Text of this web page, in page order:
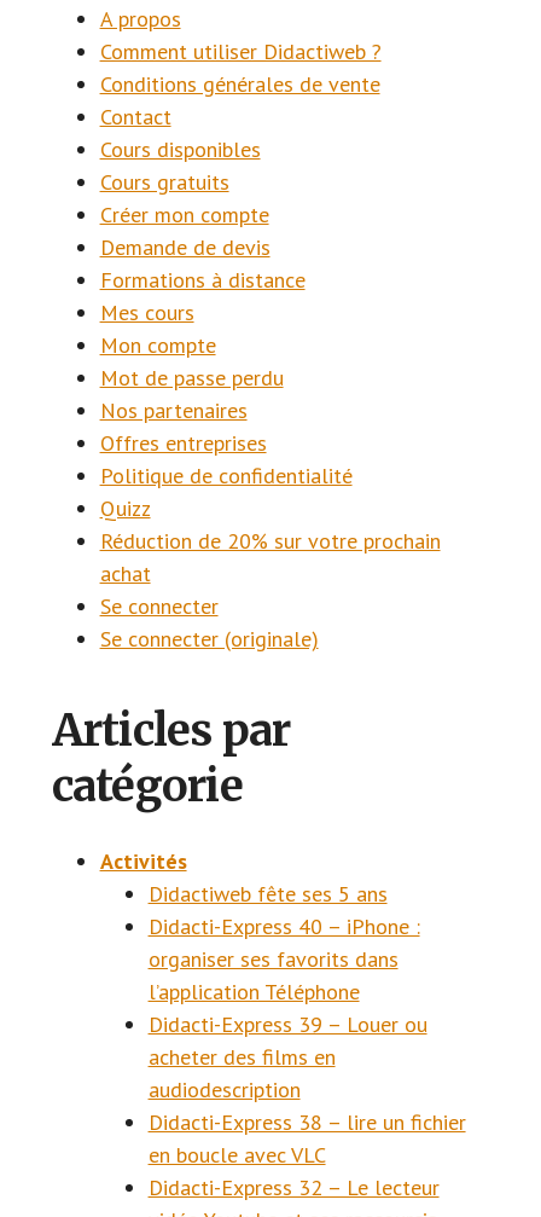
A propos
Comment utiliser Didactiweb ?
Conditions générales de vente
Contact
Cours disponibles
Cours gratuits
Créer mon compte
Demande de devis
Formations à distance
Mes cours
Mon compte
Mot de passe perdu
Nos partenaires
Offres entreprises
Politique de confidentialité
Quizz
Réduction de 20% sur votre prochain
achat
Se connecter
Se connecter (originale)
Articles par
catégorie
Activités
Didactiweb fête ses 5 ans
Didacti-Express 40 – iPhone :
organiser ses favorits dans
l’application Téléphone
Didacti-Express 39 – Louer ou
acheter des films en
audiodescription
Didacti-Express 38 – lire un fichier
en boucle avec VLC
Didacti-Express 32 – Le lecteur